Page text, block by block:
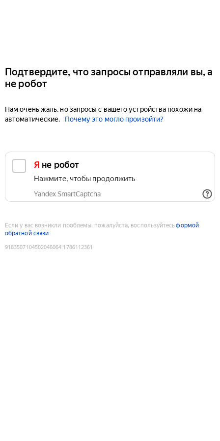
Подтвердите, что запросы отправляли вы, а
не робот
Нам очень жаль, но запросы с вашего устройства похожи на
автоматические.
Почему это могло произойти?
Я не робот
Нажмите, чтобы продолжить
Yandex SmartCaptcha
Если у вас возникли проблемы, пожалуйста, воспользуйтесьформой
обратной связи
9183507104502046064:1786112361